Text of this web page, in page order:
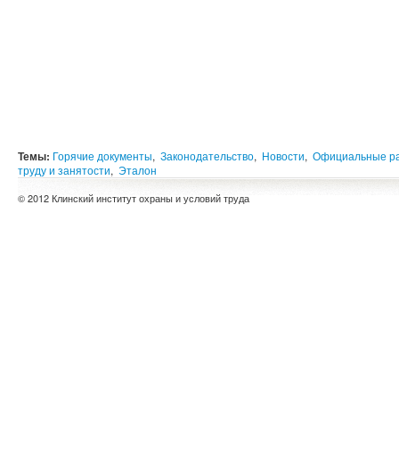
Темы: Горячие документы, Законодательство, Новости, Официальные
труду и занятости, Эталон
© 2012 Клинский институт охраны и условий труда